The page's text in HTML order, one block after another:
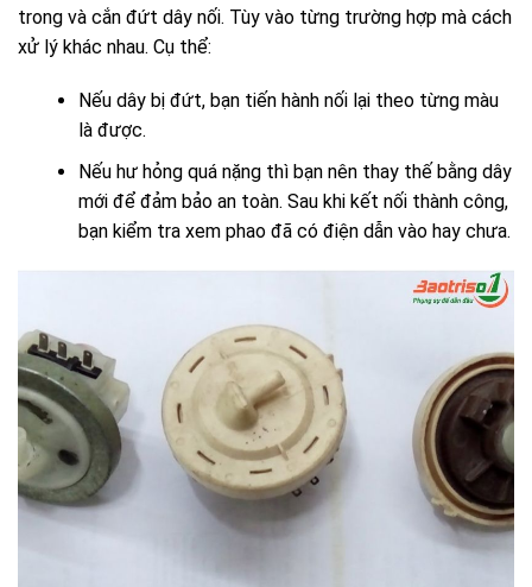
trong và cắn đứt dây nối. Tùy vào từng trường hợp mà cách
xử lý khác nhau. Cụ thể:
Nếu dây bị đứt, bạn tiến hành nối lại theo từng màu
là được.
Nếu hư hỏng quá nặng thì bạn nên thay thế bằng dây
mới để đảm bảo an toàn. Sau khi kết nối thành công,
bạn kiểm tra xem phao đã có điện dẫn vào hay chưa.